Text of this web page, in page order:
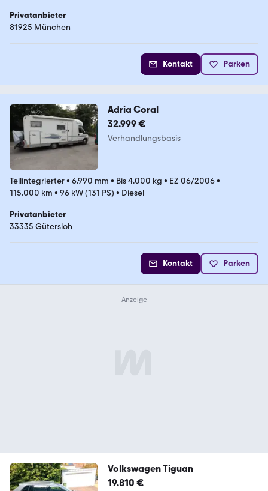
Privatanbieter
81925 München
Kontakt Parken
Adria Coral
32.999 €
Verhandlungsbasis
Teilintegrierter• 6.990 mm • Bis 4.000 kg • EZ 06/2006•
115.000 km • 96 kW (131 PS) • Diesel
Privatanbieter
33335 Gütersloh
Kontakt Parken
Volkswagen Tiguan
19.810 €